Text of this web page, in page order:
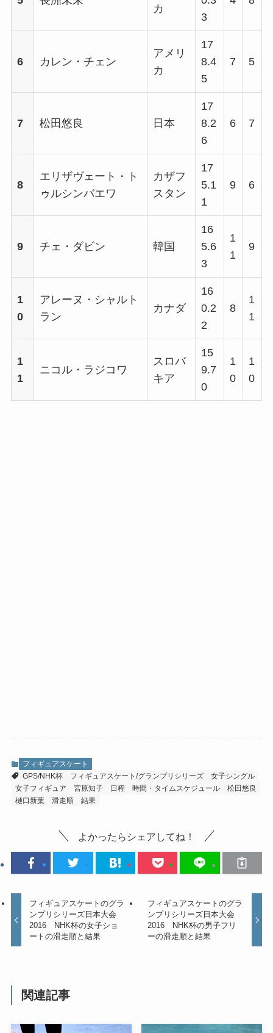
カ
3
6 カレン・チェン
アメリ
カ
17
8.4
5
7 5
7 松田悠良 日本
17
8.2
6
6 7
8
エリザヴェート・ト
ゥルシンバエワ
カザフ
スタン
17
5.1
1
9 6
9 チェ・ダビン 韓国
16
5.6
3
1
1
9
1
0
アレーヌ・シャルト
ラン
カナダ
16
0.2
2
8
1
1
1
1
ニコル・ラジコワ
スロバ
キア
15
9.7
0
1
0
1
0
フィギュアスケート
GPS/NHK杯
フィギュアスケート/グランプリシリーズ
女子シングル
女子フィギュア
宮原知子 日程 時間・タイムスケジュール
松田悠良
樋口新葉
滑走順 結果
よかったらシェアしてね！
フィギュアスケートのグラ
ンプリシリーズ日本大会
2016 NHK杯の女子ショ
ートの滑走順と結果
フィギュアスケートのグラ
ンプリシリーズ日本大会
2016 NHK杯の男子フリ
ーの滑走順と結果
関連記事